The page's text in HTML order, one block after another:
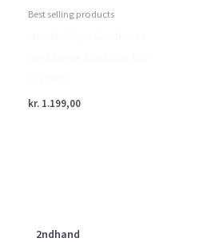
2ndhand
Best selling products
kr. 1.199,00